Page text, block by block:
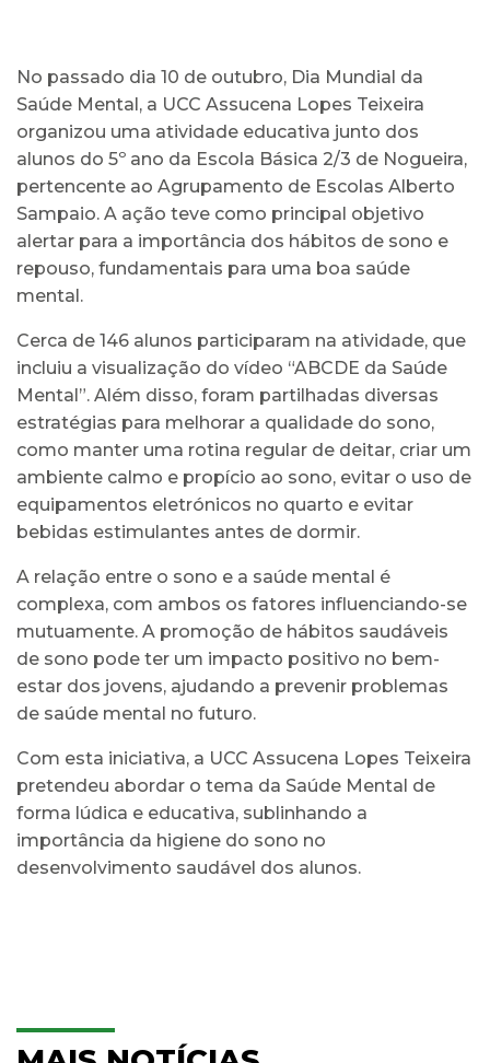
No passado dia 10 de outubro, Dia Mundial da
Saúde Mental, a UCC Assucena Lopes Teixeira
organizou uma atividade educativa junto dos
alunos do 5º ano da Escola Básica 2/3 de Nogueira,
pertencente ao Agrupamento de Escolas Alberto
Sampaio. A ação teve como principal objetivo
alertar para a importância dos hábitos de sono e
repouso, fundamentais para uma boa saúde
mental.
Cerca de 146 alunos participaram na atividade, que
incluiu a visualização do vídeo “ABCDE da Saúde
Mental”. Além disso, foram partilhadas diversas
estratégias para melhorar a qualidade do sono,
como manter uma rotina regular de deitar, criar um
ambiente calmo e propício ao sono, evitar o uso de
equipamentos eletrónicos no quarto e evitar
bebidas estimulantes antes de dormir.
A relação entre o sono e a saúde mental é
complexa, com ambos os fatores influenciando-se
mutuamente. A promoção de hábitos saudáveis
de sono pode ter um impacto positivo no bem-
estar dos jovens, ajudando a prevenir problemas
de saúde mental no futuro.
Com esta iniciativa, a UCC Assucena Lopes Teixeira
pretendeu abordar o tema da Saúde Mental de
forma lúdica e educativa, sublinhando a
importância da higiene do sono no
desenvolvimento saudável dos alunos.